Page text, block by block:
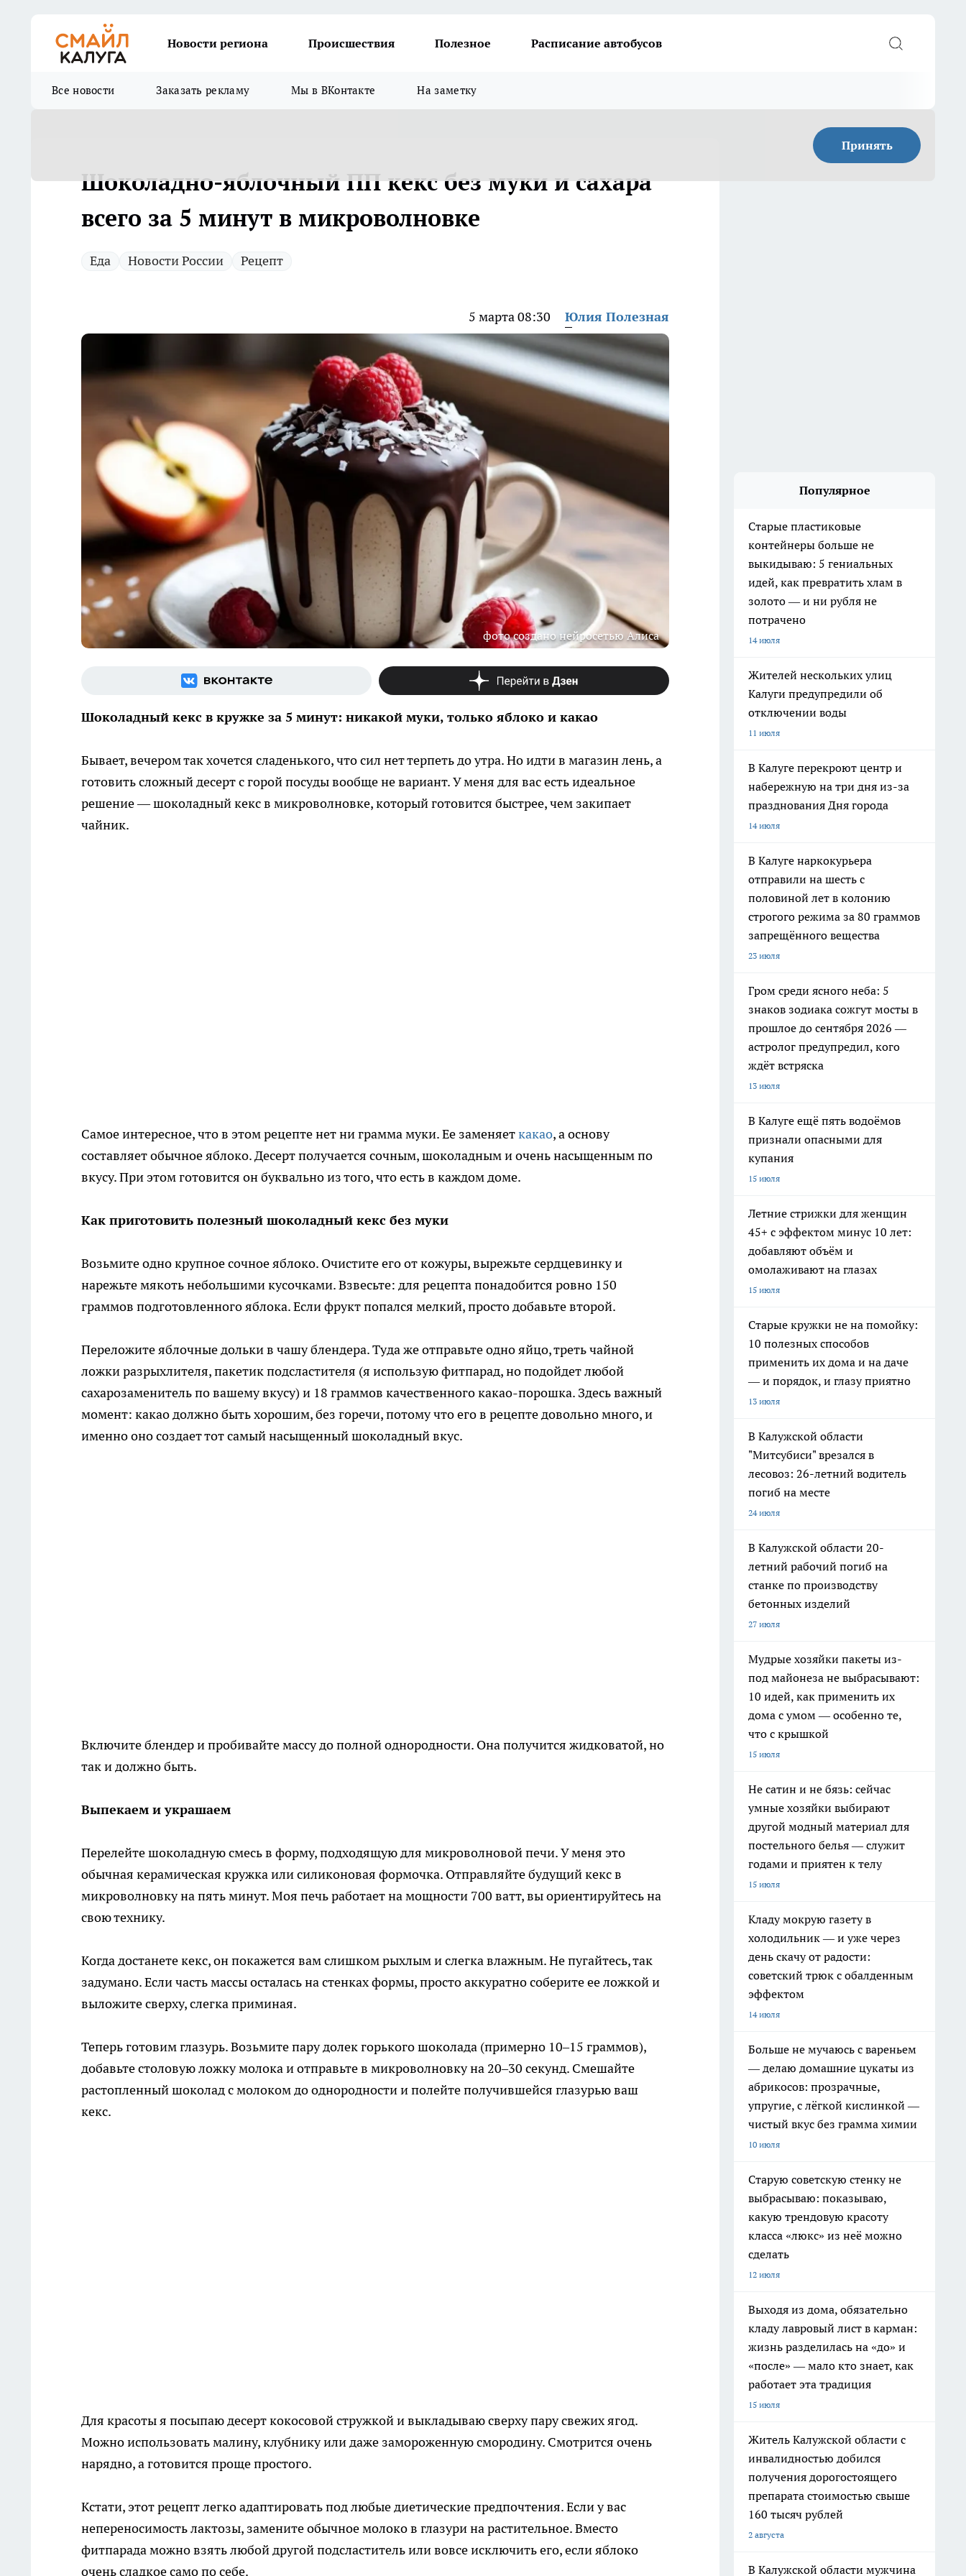
Новости региона Происшествия Полезное Расписание автобусов
Все новости Заказать рекламу Мы в ВКонтакте На заметку
Принять
Шоколадно-яблочный ПП кекс без муки и сахара
всего за 5 минут в микроволновке
Еда Новости России Рецепт
5 марта 08:30 Юлия Полезная
фото создано нейросетью Алиса
Шоколадный кекс в кружке за 5 минут: никакой муки, только яблоко и какао
Бывает, вечером так хочется сладенького, что сил нет терпеть до утра. Но идти в магазин лень, а
готовить сложный десерт с горой посуды вообще не вариант. У меня для вас есть идеальное
решение — шоколадный кекс в микроволновке, который готовится быстрее, чем закипает
чайник.
Самое интересное, что в этом рецепте нет ни грамма муки. Ее заменяеткакао, а основу
составляет обычное яблоко. Десерт получается сочным, шоколадным и очень насыщенным по
вкусу. При этом готовится он буквально из того, что есть в каждом доме.
Как приготовить полезный шоколадный кекс без муки
Возьмите одно крупное сочное яблоко. Очистите его от кожуры, вырежьте сердцевинку и
нарежьте мякоть небольшими кусочками. Взвесьте: для рецепта понадобится ровно 150
граммов подготовленного яблока. Если фрукт попался мелкий, просто добавьте второй.
Переложите яблочные дольки в чашу блендера. Туда же отправьте одно яйцо, треть чайной
ложки разрыхлителя, пакетик подсластителя (я использую фитпарад, но подойдет любой
сахарозаменитель по вашему вкусу) и 18 граммов качественного какао-порошка. Здесь важный
момент: какао должно быть хорошим, без горечи, потому что его в рецепте довольно много, и
именно оно создает тот самый насыщенный шоколадный вкус.
Включите блендер и пробивайте массу до полной однородности. Она получится жидковатой, но
так и должно быть.
Выпекаем и украшаем
Перелейте шоколадную смесь в форму, подходящую для микроволновой печи. У меня это
обычная керамическая кружка или силиконовая формочка. Отправляйте будущий кекс в
микроволновку на пять минут. Моя печь работает на мощности 700 ватт, вы ориентируйтесь на
свою технику.
Когда достанете кекс, он покажется вам слишком рыхлым и слегка влажным. Не пугайтесь, так
задумано. Если часть массы осталась на стенках формы, просто аккуратно соберите ее ложкой и
выложите сверху, слегка приминая.
Теперь готовим глазурь. Возьмите пару долек горького шоколада (примерно 10–15 граммов),
добавьте столовую ложку молока и отправьте в микроволновку на 20–30 секунд. Смешайте
растопленный шоколад с молоком до однородности и полейте получившейся глазурью ваш
кекс.
Для красоты я посыпаю десерт кокосовой стружкой и выкладываю сверху пару свежих ягод.
Можно использовать малину, клубнику или даже замороженную смородину. Смотрится очень
нарядно, а готовится проще простого.
Кстати, этот рецепт легко адаптировать под любые диетические предпочтения. Если у вас
непереносимость лактозы, замените обычное молоко в глазури на растительное. Вместо
фитпарада можно взять любой другой подсластитель или вовсе исключить его, если яблоко
очень сладкое само по себе.
Популярное
Старые пластиковые
контейнеры больше не
выкидываю: 5 гениальных
идей, как превратить хлам в
золото — и ни рубля не
потрачено
14 июля
Жителей нескольких улиц
Калуги предупредили об
отключении воды
11 июля
В Калуге перекроют центр и
набережную на три дня из-за
празднования Дня города
14 июля
В Калуге наркокурьера
отправили на шесть с
половиной лет в колонию
строгого режима за 80 граммов
запрещённого вещества
23 июля
Гром среди ясного неба: 5
знаков зодиака сожгут мосты в
прошлое до сентября 2026 —
астролог предупредил, кого
ждёт встряска
13 июля
В Калуге ещё пять водоёмов
признали опасными для
купания
15 июля
Летние стрижки для женщин
45+ с эффектом минус 10 лет:
добавляют объём и
омолаживают на глазах
15 июля
Старые кружки не на помойку:
10 полезных способов
применить их дома и на даче
— и порядок, и глазу приятно
13 июля
В Калужской области
"Митсубиси" врезался в
лесовоз: 26-летний водитель
погиб на месте
24 июля
В Калужской области 20-
летний рабочий погиб на
станке по производству
бетонных изделий
27 июля
Мудрые хозяйки пакеты из-
под майонеза не выбрасывают:
10 идей, как применить их
дома с умом — особенно те,
что с крышкой
15 июля
Не сатин и не бязь: сейчас
умные хозяйки выбирают
другой модный материал для
постельного белья — служит
годами и приятен к телу
15 июля
Кладу мокрую газету в
холодильник — и уже через
день скачу от радости:
советский трюк с обалденным
эффектом
14 июля
Больше не мучаюсь с вареньем
— делаю домашние цукаты из
абрикосов: прозрачные,
упругие, с лёгкой кислинкой —
чистый вкус без грамма химии
10 июля
Старую советскую стенку не
выбрасываю: показываю,
какую трендовую красоту
класса «люкс» из неё можно
сделать
12 июля
Выходя из дома, обязательно
кладу лавровый лист в карман:
жизнь разделилась на «до» и
«после» — мало кто знает, как
работает эта традиция
15 июля
Житель Калужской области с
инвалидностью добился
получения дорогостоящего
препарата стоимостью свыше
160 тысяч рублей
2 августа
В Калужской области мужчина